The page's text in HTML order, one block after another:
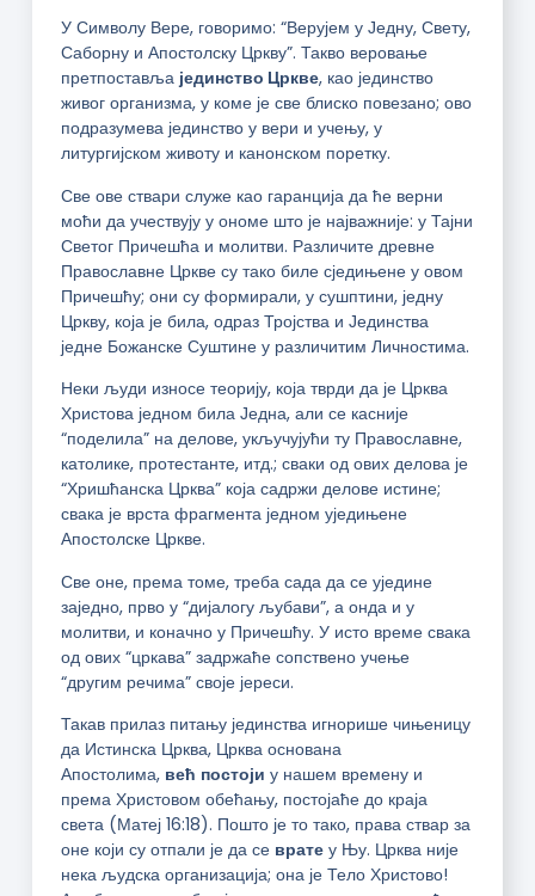
У Символу Вере, говоримо: “Верујем у Једну, Свету,
Саборну и Апостолску Цркву”. Такво веровање
претпоставља јединство Цркве, као јединство
живог организма, у коме је све блиско повезано; ово
подразумева јединство у вери и учењу, у
литургијском животу и канонском поретку.
Све ове ствари служе као гаранција да ће верни
моћи да учествују у ономе што је најважније: у Тајни
Светог Причешћа и молитви. Различите древне
Православне Цркве су тако биле сједињене у овом
Причешћу; они су формирали, у сушптини, једну
Цркву, која је била, одраз Тројства и Јединства
једне Божанске Суштине у различитим Личностима.
Неки људи износе теорију, која тврди да је Црква
Христова једном била Једна, али се касније
“поделила” на делове, укључујући ту Православне,
католике, протестанте, итд.; сваки од ових делова је
“Хришћанска Црква” која садржи делове истине;
свака је врста фрагмента једном уједињене
Апостолске Цркве.
Све оне, према томе, треба сада да се уједине
заједно, прво у “дијалогу љубави”, а онда и у
молитви, и коначно у Причешћу. У исто време свака
од ових “цркава” задржаће сопствено учење
“другим речима” своје јереси.
Такав прилаз питању јединства игнорише чињеницу
да Истинска Црква, Црква основана
Апостолима, већ постоји у нашем времену и
према Христовом обећању, постојаће до краја
света (Матеј 16:18). Пошто је то тако, права ствар за
оне који су отпали је да се вратеу Њу. Црква није
нека људска организација; она је Тело Христово!